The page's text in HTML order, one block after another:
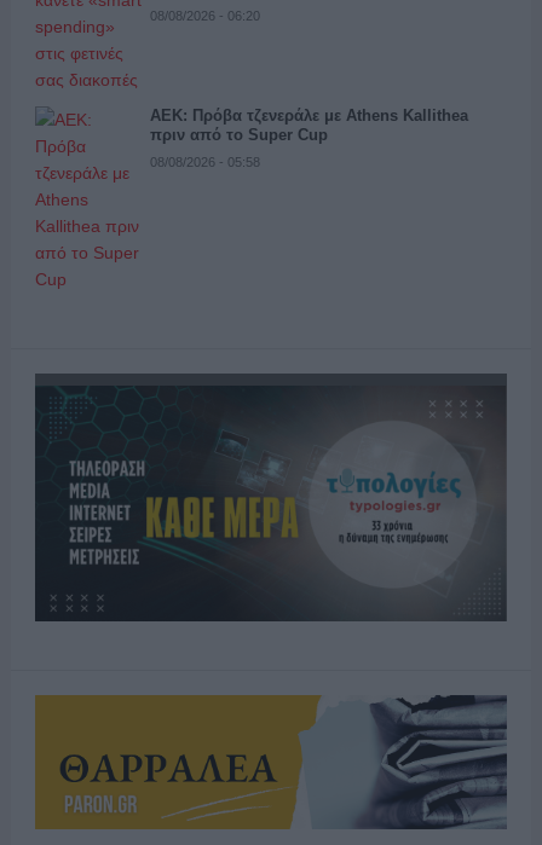
08/08/2026 - 06:20
ΑΕΚ: Πρόβα τζενεράλε με Athens Kallithea
πριν από το Super Cup
08/08/2026 - 05:58